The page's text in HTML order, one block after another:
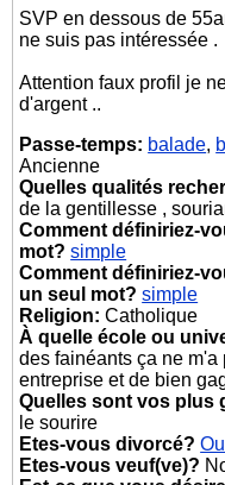
SVP en dessous de
ne suis pas intéressée .
Attention faux profil je
d'argent ..
Passe-temps: balade,
Ancienne
Quelles qualités
de la gentillesse ,
Comment définiriez-
mot? simple
Comment définiriez-
un seul mot? simple
Religion: Catholique
À quelle école ou
des fainéants ça ne m'a
entreprise et de bien
Quelles sont vos plus
le sourire
Etes-vous divorcé?
Etes-vous veuf(ve)?